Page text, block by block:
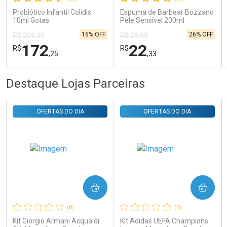
Probiótico Infantil Colidis
10ml Gotas
R$ 204,99
R$172,25
16% OFF
FECHAR
Laboratório
Comprar sem Desconto
FECHAR
Por Menos
Comprar sem Desconto
Espuma de Barbear Bozzano
Pele Sensível 200ml
R$ 29,99
R$22,33
26% OFF
Comprar sem Desconto
Por Menos
Comprar sem Desconto
Destaque Lojas Parceiras
(0)
Kit Giorgio Armani Acqua di
OFERTAS DO DIA
COMPRAR
(0)
Kit Adidas UEFA Champions
OFERTAS DO DIA
COMPRAR